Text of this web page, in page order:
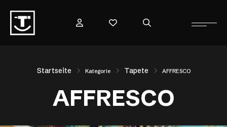
Startseite Kategorie Tapete AFFRESCO
AFFRESCO